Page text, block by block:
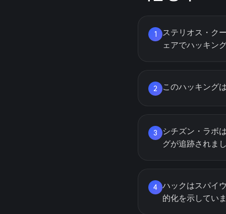
1
ステリオス・ク
ェアでハッキン
2 このハッキング
3
シチズン・ラボ
グが追跡されま
4 ハックはスパイ
的化を示してい